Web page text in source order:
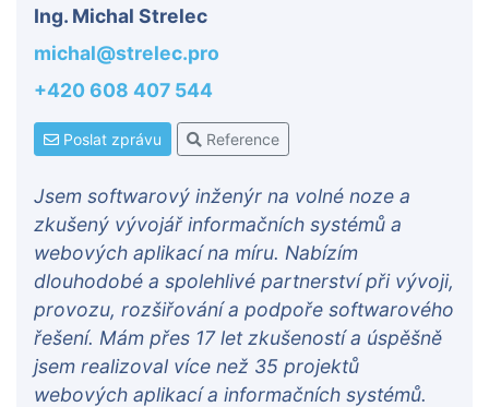
Ing. Michal Strelec
michal@strelec.pro
+420 608 407 544
Poslat zprávu Reference
Jsem softwarový inženýr na volné noze a
zkušený vývojář informačních systémů a
webových aplikací na míru. Nabízím
dlouhodobé a spolehlivé partnerství při vývoji,
provozu, rozšiřování a podpoře softwarového
řešení. Mám přes 17 let zkušeností a úspěšně
jsem realizoval více než 35 projektů
webových aplikací a informačních systémů.